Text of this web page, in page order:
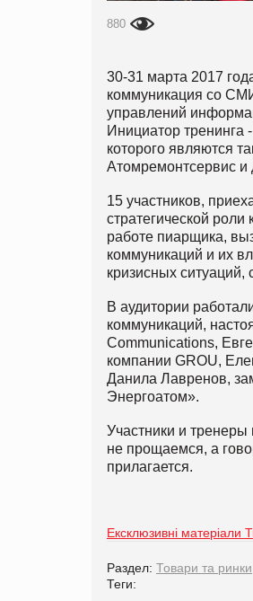
880
30-31 марта 2017
коммуникация со
управлений
Инициатор тренинга
которого являются
Атомремонтсервис и
15 участников,
стратегической
работе пиарщика,
коммуникаций и их
кризисных
В аудитории
коммуникаций,
Communications,
компании GROU,
Данила Лавренов,
Энергоатом».
Участники и
не прощаемся, а
прилагается.
Ексклюзивні матеріали
Раздел: Товари та ринки
Теги: